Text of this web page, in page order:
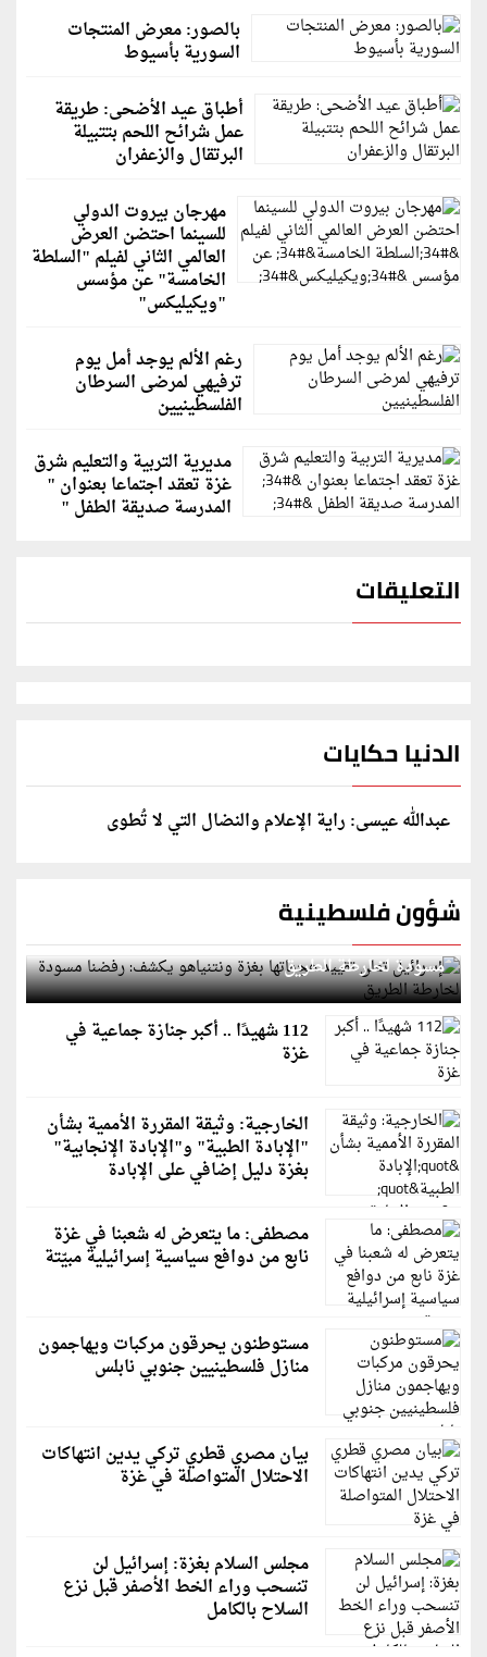
بالصور: معرض المنتجات
السورية بأسيوط
أطباق عيد الأضحى: طريقة
عمل شرائح اللحم بتتبيلة
البرتقال والزعفران
مهرجان بيروت الدولي
للسينما احتضن العرض
العالمي الثاني لفيلم "السلطة
الخامسة" عن مؤسس
"ويكيليكس"
رغم الألم يوجد أمل يوم
ترفيهي لمرضى السرطان
الفلسطينيين
مديرية التربية والتعليم شرق
غزة تعقد اجتماعا بعنوان "
المدرسة صديقة الطفل "
التعليقات
الدنيا حكايات
عبدالله عيسى: راية الإعلام والنضال التي لا تُطوى
شؤون فلسطينية
إسرائيل تعلن تقييد هجماتها بغزة ونتنياهو يكشف: رفضنا
مسودة لخارطة الطريق
112 شهيدًا .. أكبر جنازة جماعية في
غزة
الخارجية: وثيقة المقررة الأممية بشأن
"الإبادة الطبية" و"الإبادة الإنجابية"
بغزة دليل إضافي على الإبادة
مصطفى: ما يتعرض له شعبنا في غزة
نابع من دوافع سياسية إسرائيلية مبيّتة
مستوطنون يحرقون مركبات ويهاجمون
منازل فلسطينيين جنوبي نابلس
بيان مصري قطري تركي يدين انتهاكات
الاحتلال المتواصلة في غزة
مجلس السلام بغزة: إسرائيل لن
تنسحب وراء الخط الأصفر قبل نزع
السلاح بالكامل